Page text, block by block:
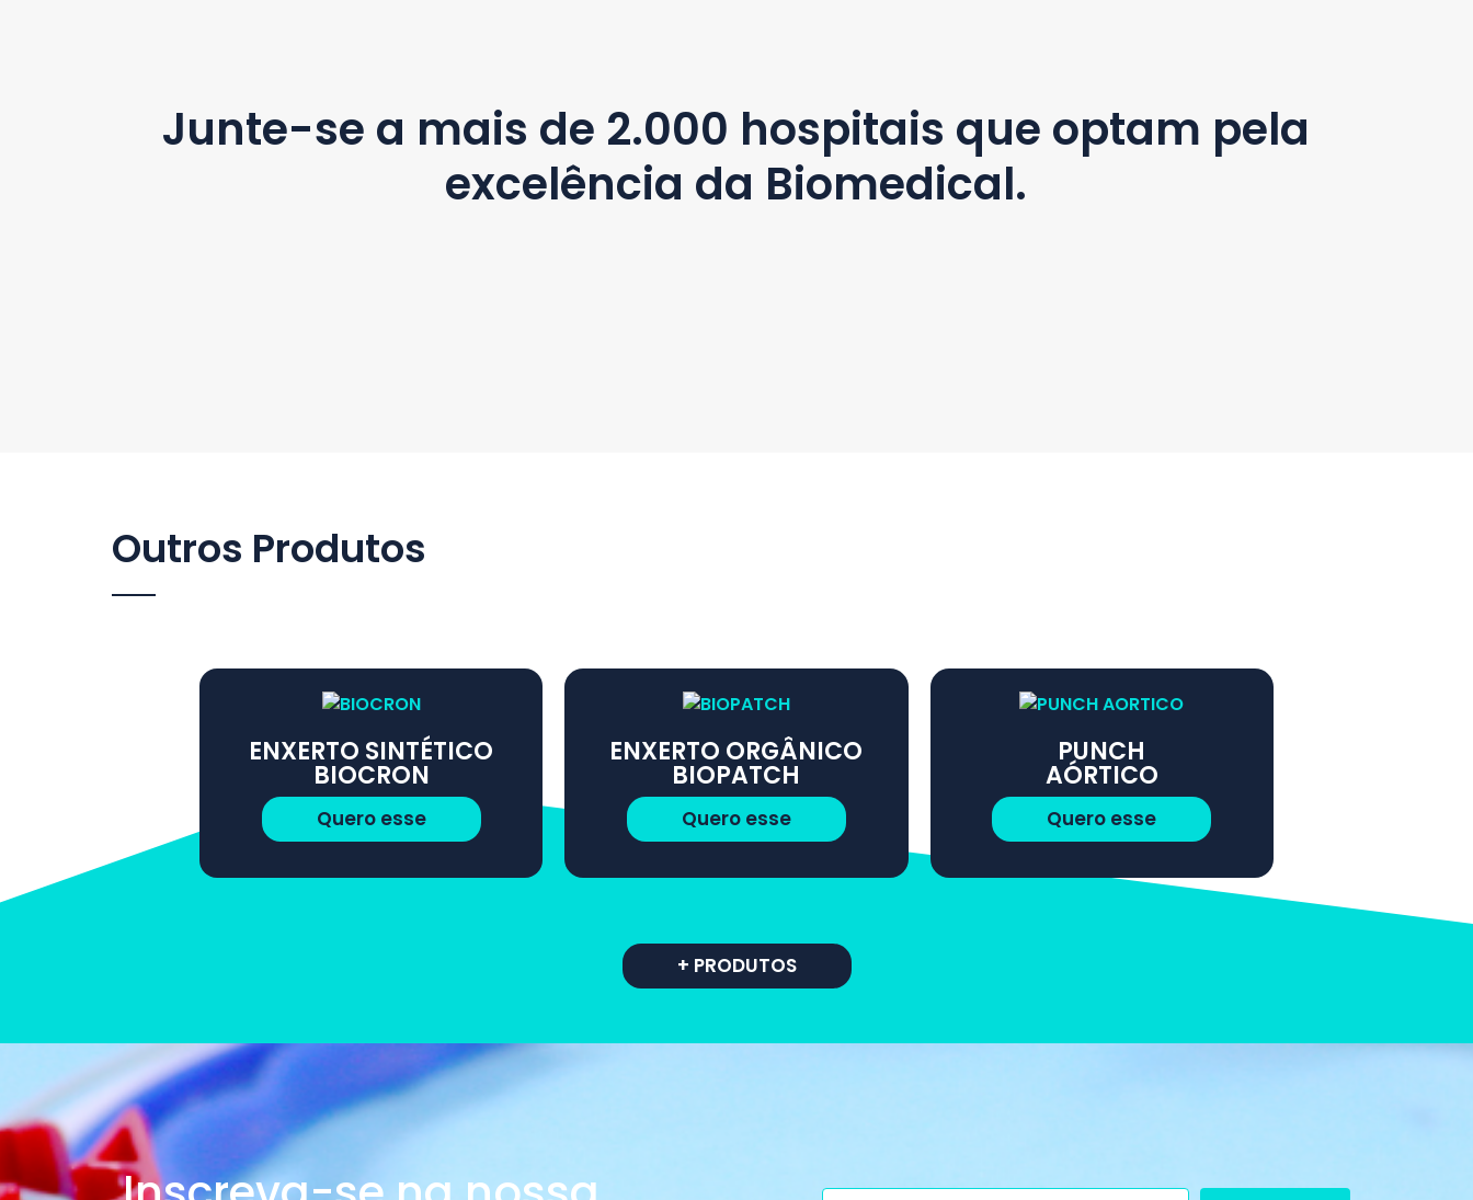
Junte-se a mais de 2.000 hospitais que optam pela
excelência da Biomedical.
Outros Produtos
ENXERTO SINTÉTICO
BIOCRON
Quero esse
ENXERTO ORGÂNICO
BIOPATCH
Quero esse
PUNCH
AÓRTICO
Quero esse
+ PRODUTOS